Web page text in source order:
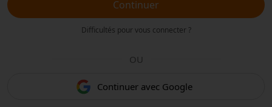
Continuer
Difficultés pour vous connecter ?
OU
Continuer avec Google